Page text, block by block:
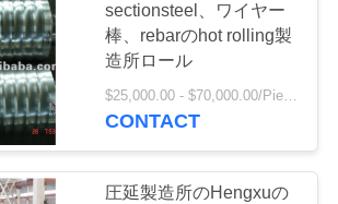
ー圧延製造所
sectionsteel、ワイヤー
棒、rebarのhot rolling製
造所ロール
CONTACT
圧延製造所のHengxuの